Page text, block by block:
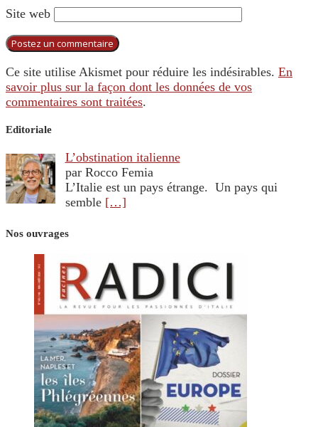
Site web
Ce site utilise Akismet pour réduire les indésirables. En
savoir plus sur la façon dont les données de vos
commentaires sont traitées.
Editoriale
L’obstination italienne
par Rocco Femia
L’Italie est un pays étrange. Un pays qui
semble […]
Nos ouvrages